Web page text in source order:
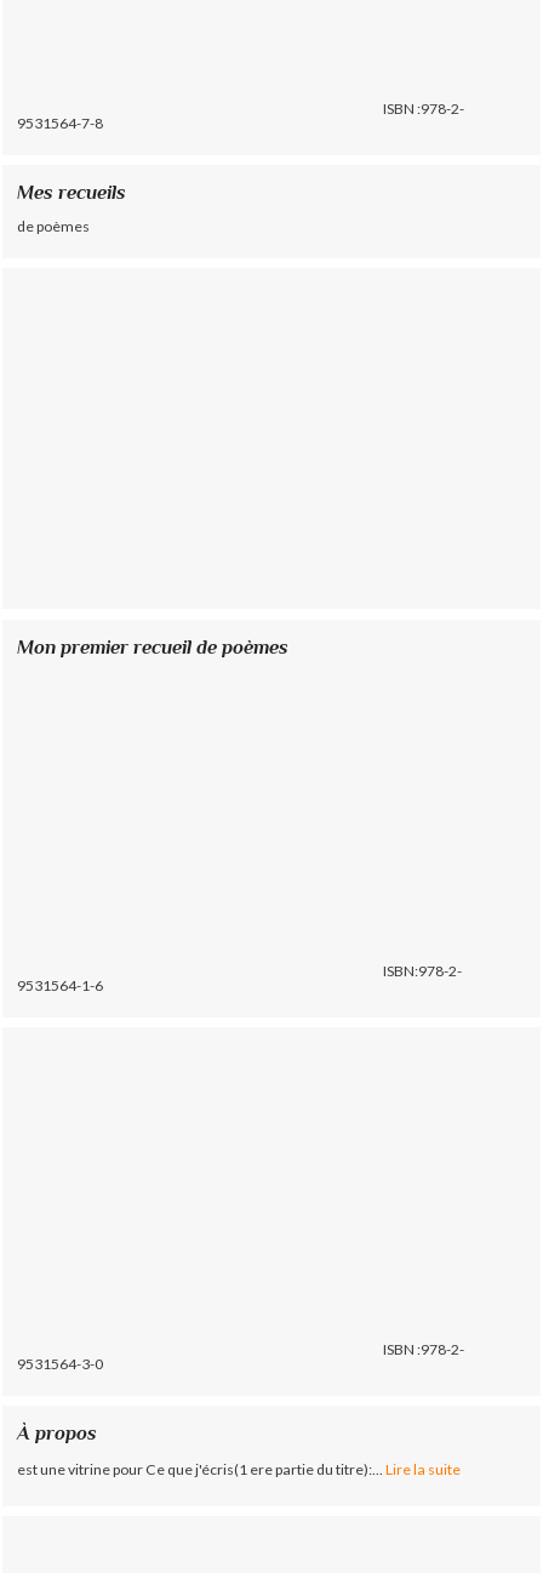
ISBN :978-2-
9531564-7-8
Mes recueils
de poèmes
Mon premier recueil de poèmes
ISBN:978-2-
9531564-1-6
ISBN :978-2-
9531564-3-0
À propos
est une vitrine pour Ce que j'écris(1 ere partie du titre):... Lire la suite